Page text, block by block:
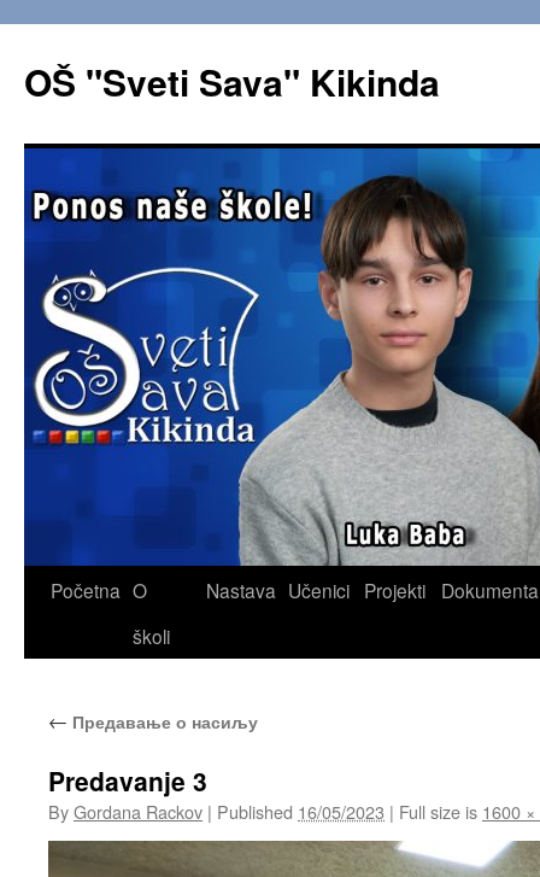
OŠ "Sveti Sava" Kikinda
Skip
Početna O
školi
Nastava Učenici Projekti Dokumenta
← Предавање о насиљу
Predavanje 3
ByGordana Rackov | Published 16/05/2023 | Full size is 1600